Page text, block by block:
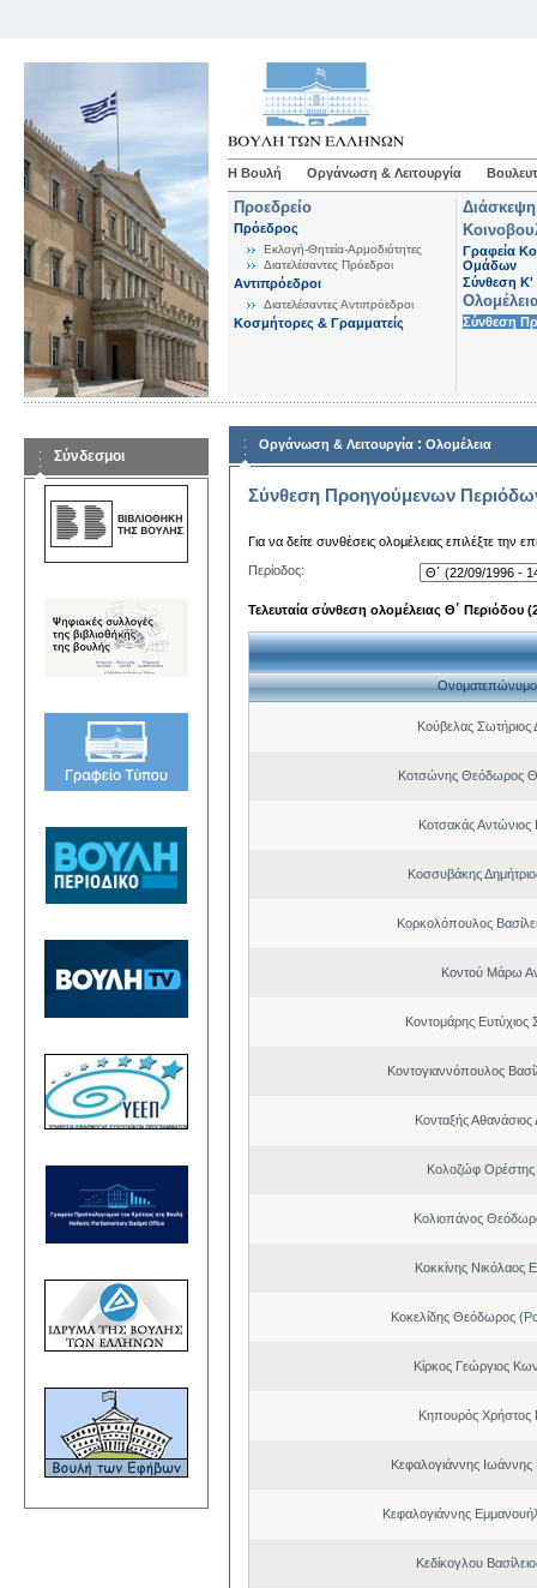
Η Βουλή Οργάνωση & Λειτουργία
Προεδρείο
Πρόεδρος
Εκλογή-Θητεία-Αρμοδιότητες
Διατελέσαντες Πρόεδροι
Αντιπρόεδροι
Διατελέσαντες Αντιπρόεδροι
Κοσμήτορες & Γραμματείς
Γραφεία
Ομάδων
Σύνθεση K'
Σύνθεση
Σύνδεσμοι
Οργάνωση & Λειτουργία : Ολομέλεια
Σύνθεση Προηγούμενων
Για να δείτε συνθέσεις ολομέλειας επιλέξτε την
Περίοδος:
Τελευταία σύνθεση ολομέλειας Θ΄ Περιόδου
Ονοματεπώνυμο
Κούβελας Σωτήριος
Κοτσώνης Θεόδωρος
Κοτσακάς Αντώνιος
Κοσσυβάκης
Κορκολόπουλος
Κοντού Μάρω
Κοντομάρης Ευτύχιος
Κοντογιαννόπουλος
Κονταξής Αθανάσιος
Κολοζώφ
Κολιοπάνος
Κοκκίνης Νικόλαος
Κοκελίδης Θεόδωρος
Κίρκος Γεώργιος
Κηπουρός Χρήστος
Κεφαλογιάννης Ιωάννης
Κεφαλογιάννης
Κεδίκογλου